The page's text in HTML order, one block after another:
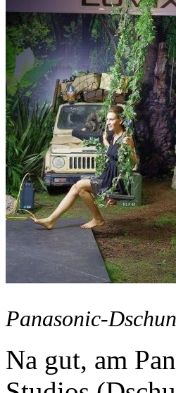
Panasonic-
Na gut, am